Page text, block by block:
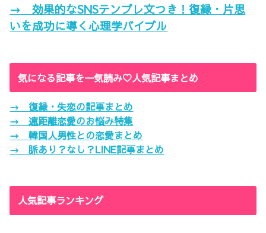
→ 効果的なSNSテンプレ文つき！復縁・片思
いを成功に導く心理学バイブル
気になる記事を一気読み♡人気記事まとめ
→ 復縁・失恋の記事まとめ
→ 遠距離恋愛のお悩み特集
→ 韓国人男性との恋愛まとめ
→ 脈あり？なし？LINE記事まとめ
人気記事ランキング